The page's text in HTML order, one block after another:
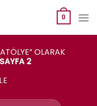
0
OLARAK
SAYFA 2